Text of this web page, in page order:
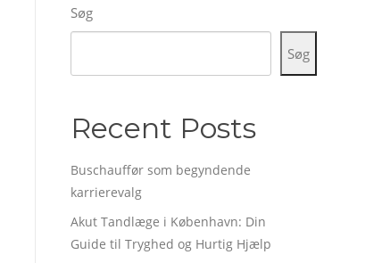
Søg
Søg
Recent Posts
Buschauffør som begyndende
karrierevalg
Akut Tandlæge i København: Din
Guide til Tryghed og Hurtig Hjælp